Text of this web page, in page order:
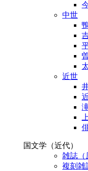
中世
近世
国文学（近代）
雑誌（
複刻雑